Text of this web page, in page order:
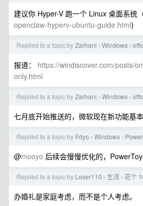
建议你 Hyper-V 跑一个 Linux 桌面系
openclaw-hyperv-ubuntu-guide.html)
Replied to a topic byZarhani › Windows ›
报道： https://windiscover.com/posts/
only.html
Replied to a topic byZarhani › Windows ›
七月底开始推送的，微软现在新功能基
Replied to a topic by Fdyo › Windows ›
@mooyo 后续会慢慢优化的，
Replied to a topic by Loser110 › 生活 › 花个
办婚礼是家庭考虑，而不是个人考虑。